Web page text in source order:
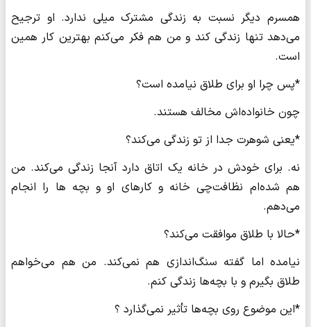
همسرم دیگر نسبت به زندگی مشترک میلی ندارد. او ترجیح
می‌دهد تنها زندگی کند و من هم فکر می‌کنم بهترین کار همین
است.
*پس چرا او برای طلاق نیامده است؟
چون خانواده‌اش مخالف هستند.
*یعنی شوهرت جدا از تو زندگی می‌کند؟
نه. برای خودش در خانه یک اتاق دارد آنجا زندگی می‌کند. من
هم شده‌ام نظافت‌چی خانه و کارهای او و بچه ها را انجام
می‌دهم.
*حالا با طلاق موافقت می‌کند؟
نیامده اما گفته سنگ‌اندازی هم نمی‌کند. من هم می‌خواهم
طلاق بگیرم و با بچه‌ها زندگی کنم.
*این موضوع روی بچه‌ها تأثیر نمی‌گذارد ؟